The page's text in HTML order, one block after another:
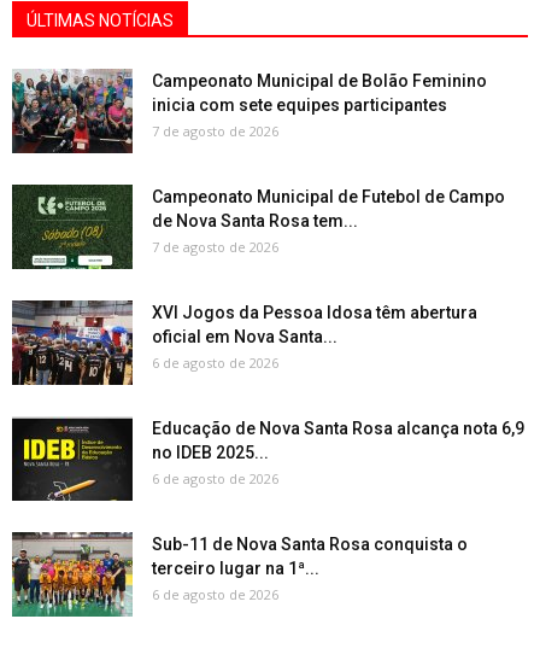
ÚLTIMAS NOTÍCIAS
Campeonato Municipal de Bolão Feminino
inicia com sete equipes participantes
7 de agosto de 2026
Campeonato Municipal de Futebol de Campo
de Nova Santa Rosa tem...
7 de agosto de 2026
XVI Jogos da Pessoa Idosa têm abertura
oficial em Nova Santa...
6 de agosto de 2026
Educação de Nova Santa Rosa alcança nota 6,9
no IDEB 2025...
6 de agosto de 2026
Sub-11 de Nova Santa Rosa conquista o
terceiro lugar na 1ª...
6 de agosto de 2026